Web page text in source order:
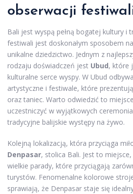
obserwacji
Bali jest wyspą pełną bogatej kultury i
festiwali jest doskonałym sposobem
unikalne dziedzictwo. Jednym z
rodzaju doświadczeń jest Ubud, które
kulturalne serce wyspy. W Ubud
artystyczne i festiwale, które
oraz taniec. Warto odwiedzić to
uczestniczyć w wyjątkowych
tradycyjne balijskie występy na żywo.
Kolejną lokalizacją, która przyciąga
Denpasar, stolica Bali. Jest to
wielkie parady, które przyciągają
turystów. Fenomenalne kolorowe
sprawiają, że Denpasar staje się